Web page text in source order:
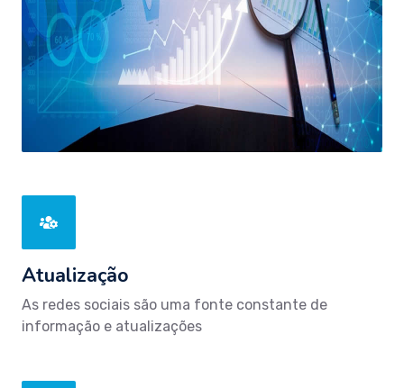
Atualização
As redes sociais são uma fonte constante de
informação e atualizações